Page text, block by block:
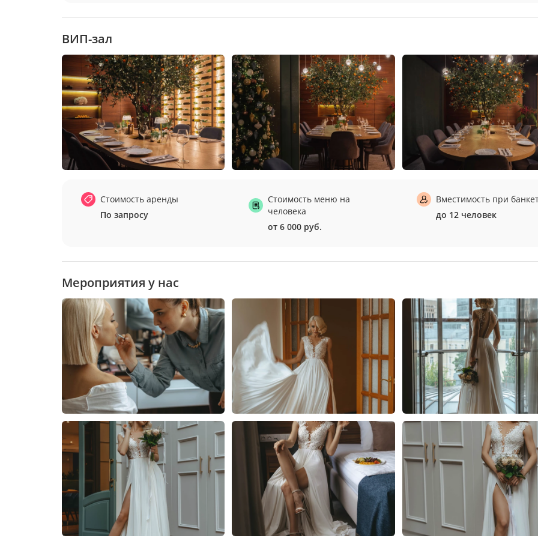
ВИП-зал
Стоимость аренды
По запросу
Стоимость меню на
человека
от 6 000 руб.
Вместимость при
до 12 человек
Мероприятия у нас